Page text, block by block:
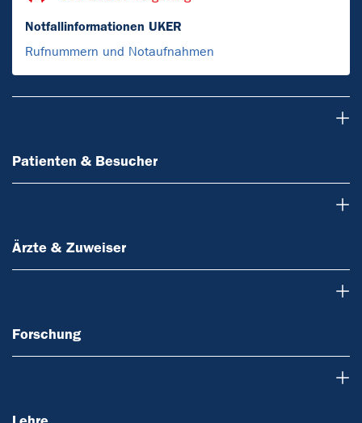
Notfallinformationen UKER
Rufnummern und Notaufnahmen
Patienten & Besucher
Ärzte & Zuweiser
Forschung